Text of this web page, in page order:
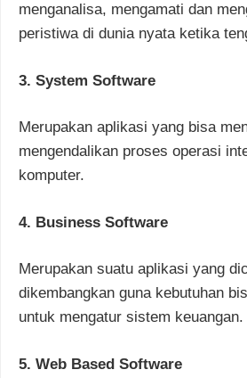
menganalisa, mengamati dan
peristiwa di dunia nyata ketika
3. System Software
Merupakan aplikasi yang bisa
mengendalikan proses operasi
komputer.
4. Business Software
Merupakan suatu aplikasi yang
dikembangkan guna kebutuhan
untuk mengatur sistem keuangan.
5. Web Based Software